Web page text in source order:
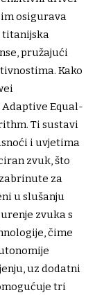
osigurava
titanijska
pružajući
Kako
Equal-
Ti sustavi
i uvjetima
zvuk, što
za
u slušanju
zvuka s
čime
uz dodatni
tri